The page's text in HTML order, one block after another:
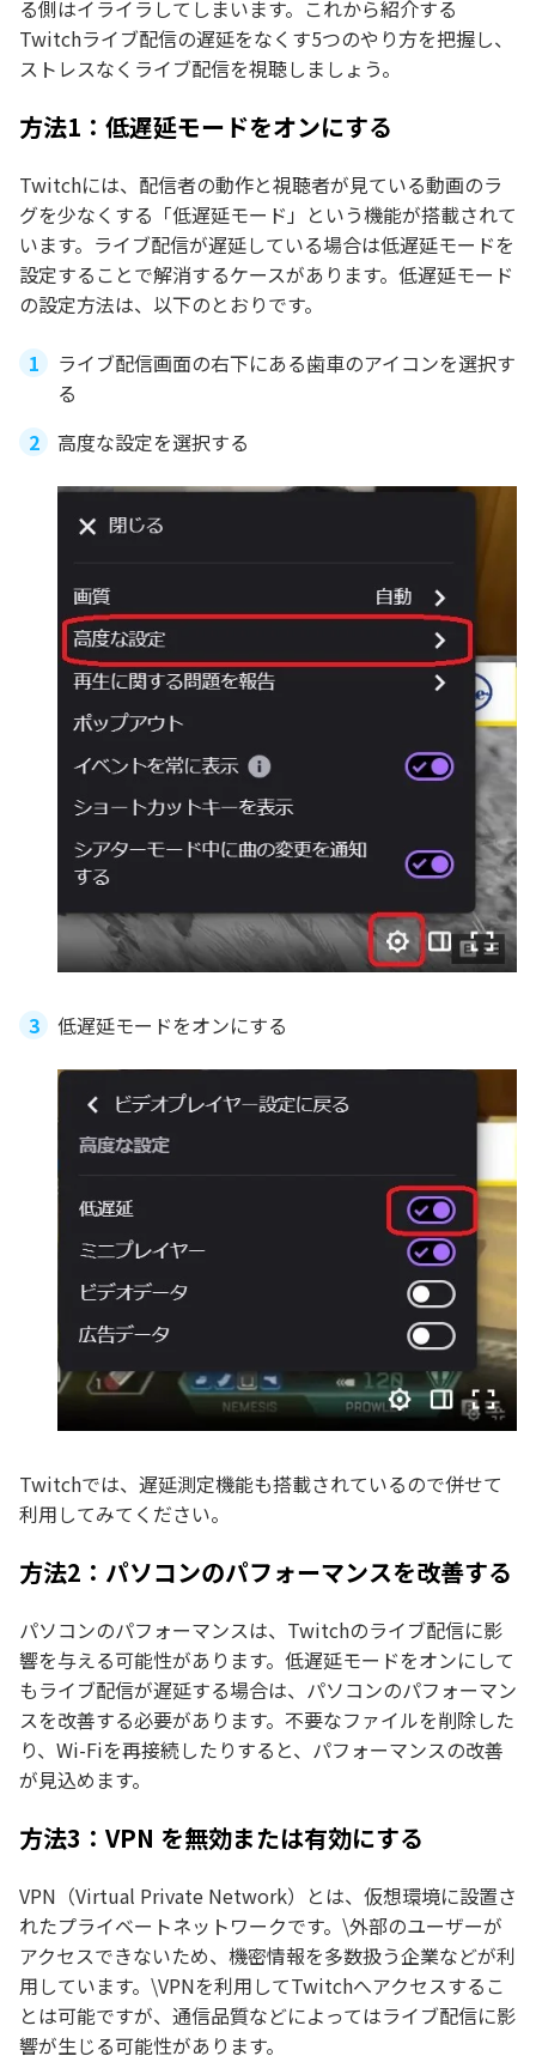
る側はイライラしてしまいます。これから紹介する
Twitchライブ配信の遅延をなくす5つのやり方を把握し、
ストレスなくライブ配信を視聴しましょう。
方法1：低遅延モードをオンにする
Twitchには、配信者の動作と視聴者が見ている動画のラ
グを少なくする「低遅延モード」という機能が搭載されて
います。ライブ配信が遅延している場合は低遅延モードを
設定することで解消するケースがあります。低遅延モード
の設定方法は、以下のとおりです。
ライブ配信画面の右下にある歯車のアイコンを選択す
る
高度な設定を選択する
低遅延モードをオンにする
Twitchでは、遅延測定機能も搭載されているので併せて
利用してみてください。
方法2：パソコンのパフォーマンスを改善する
パソコンのパフォーマンスは、Twitchのライブ配信に影
響を与える可能性があります。低遅延モードをオンにして
もライブ配信が遅延する場合は、パソコンのパフォーマン
スを改善する必要があります。不要なファイルを削除した
り、Wi-Fiを再接続したりすると、パフォーマンスの改善
が見込めます。
方法3：VPN を無効または有効にする
VPN（Virtual Private Network）とは、仮想環境に設置さ
れたプライベートネットワークです。\外部のユーザーが
アクセスできないため、機密情報を多数扱う企業などが利
用しています。\VPNを利用してTwitchへアクセスするこ
とは可能ですが、通信品質などによってはライブ配信に影
響が生じる可能性があります。